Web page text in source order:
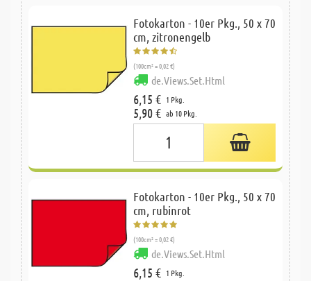
Fotokarton - 10er Pkg., 50 x 70
cm, zitronengelb
(100cm² = 0,02 €)
de.Views.Set.Html
6,15 € 1 Pkg.
5,90 € ab 10 Pkg.
Fotokarton - 10er Pkg., 50 x 70
cm, rubinrot
(100cm² = 0,02 €)
de.Views.Set.Html
6,15 € 1 Pkg.